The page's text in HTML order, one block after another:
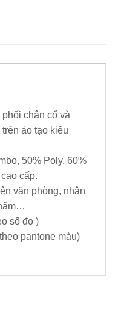
chân cổ và
áo tạo kiểu
50% Poly. 60%
cấp.
văn phòng, nhân
số đo )
pantone màu)